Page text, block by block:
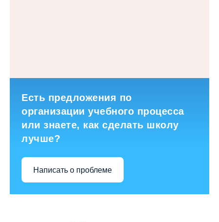
Есть предложения по
организации учебного процесса
или знаете, как сделать школу
лучше?
Написать о проблеме